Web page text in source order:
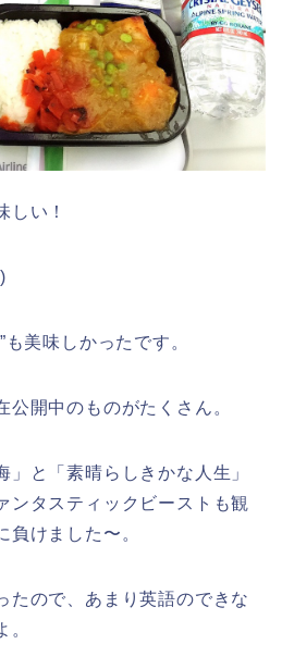
しい！
美味しかったです。
開中のものがたくさん。
と「素晴らしきかな人生」
ンタスティックビーストも観
負けました〜。
たので、あまり英語のできな
。